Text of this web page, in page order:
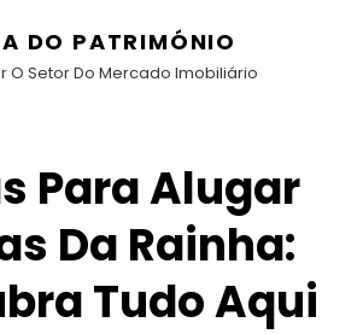
DO PATRIMÓNIO
O Setor Do Mercado Imobiliário
Para Alugar
Da Rainha:
Tudo Aqui